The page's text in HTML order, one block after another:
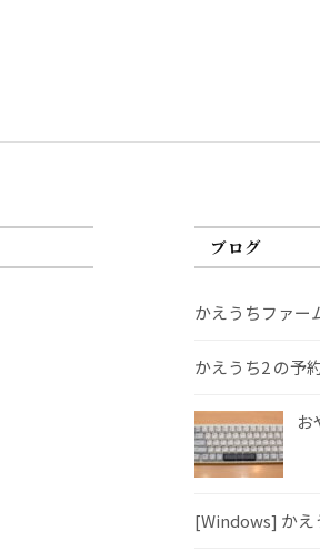
ブログ
かえうちファー
かえうち2 の予
お
[Windows] かえ